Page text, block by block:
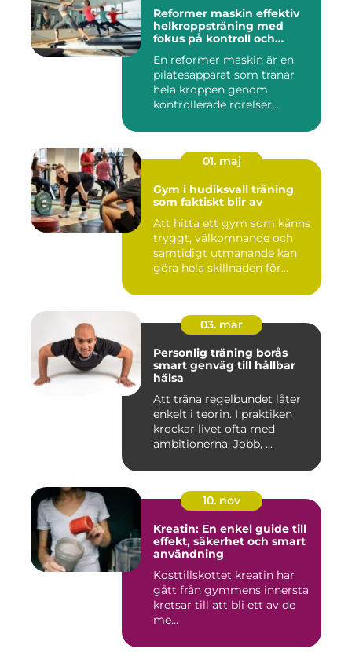
Reformer maskin effektiv
helkroppsträning med
fokus på kontroll och
En reformer maskin är en
pilatesapparat som tränar
hela kroppen genom
kontrollerade rörelser,
01. maj
Gym i hudiksvall träning
som faktiskt blir av
Att hitta ett gym som känns
tryggt, välkomnande och
samtidigt utmanande kan
göra hela skillnaden för...
03. mar
Personlig träning borås
smart genväg till hållbar
hälsa
Att träna regelbundet låter
enkelt i teorin. I praktiken
krockar livet ofta med
ambitionerna. Jobb, ...
10. nov
Kreatin: En enkel guide till
effekt, säkerhet och smart
användning
Kosttillskottet kreatin har
gått från gymmens innersta
kretsar till att bli ett av de
me...